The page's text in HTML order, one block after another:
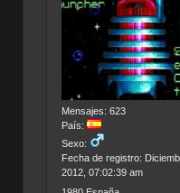
Mensajes: 623
País:
Sexo:
Fecha de registro:
2012, 07:02:39 am